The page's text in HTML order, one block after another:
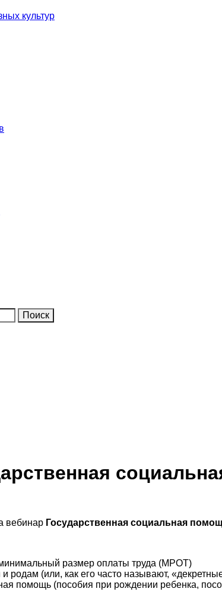
культур
вебинар Государственная социальная
размер оплаты труда (МРОТ)
родам (или, как его часто называют,
помощь (пособия при рождении ребенка,